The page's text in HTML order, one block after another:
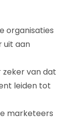
organisaties
uit aan
van dat
leiden tot
marketeers